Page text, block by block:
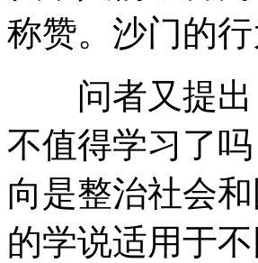
称赞。沙门的
问者又提出
不值得学习了
向是整治社会
的学说适用于